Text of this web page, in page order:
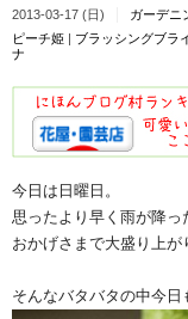
2013-03-17 (日)
ガーデニ
ピーチ姫 | ブラッシングブラ
ナ
今日は日曜日。
思ったより早く雨が降
おかげさまで大盛り上が
そんなバタバタの中今日